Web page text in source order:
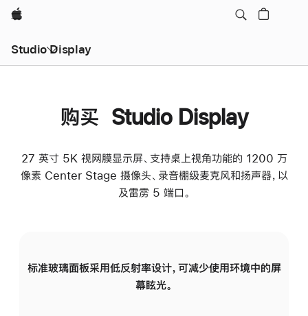
Apple
Studio Display
购买 Studio Display
27 英寸 5K 视网膜显示屏、支持桌上视角功能的 1200 万
像素 Center Stage 摄像头、录音棚级麦克风和扬声器，以
及雷雳 5 端口。
标准玻璃面板采用低反射率设计，可减少使用环境中的屏
幕眩光。